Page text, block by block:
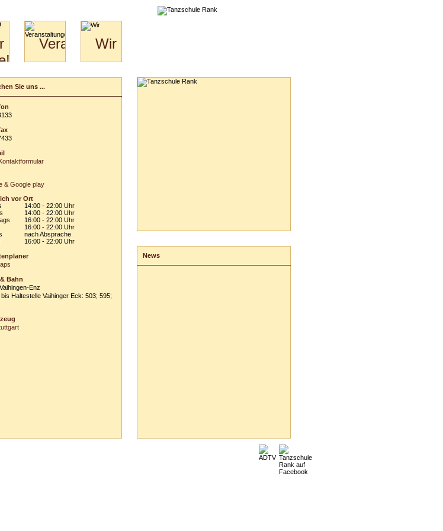
Veranstaltungen
Jugendliche
Wir
&
Philosophie
Sie uns ...
33
33
& Google play
vor Ort
14:00 - 22:00 Uhr
14:00 - 22:00 Uhr
16:00 - 22:00 Uhr
16:00 - 22:00 Uhr
nach Absprache
16:00 - 22:00 Uhr
Bahn
Enz
Haltestelle Vaihinger Eck: 503; 595;
News
Sie uns...
Angaben:
Zuname:
Adresse:
an uns:
und Hinweiserklärung
auf dieser Seite!